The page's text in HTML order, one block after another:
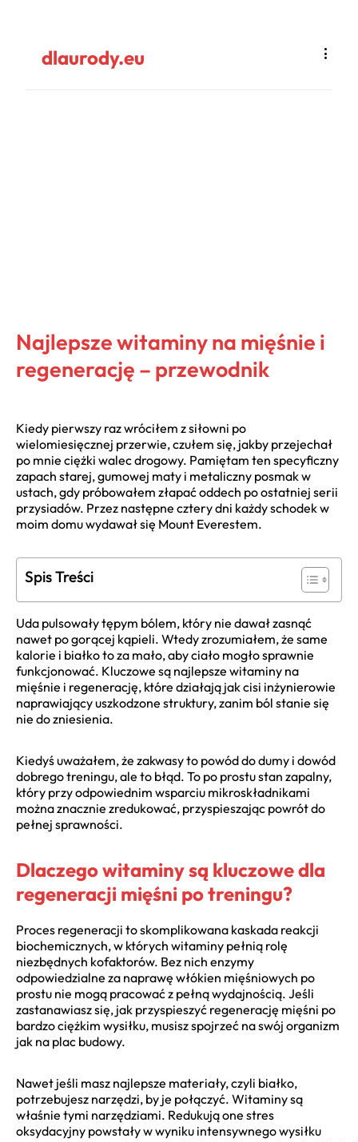
dlaurody.eu
Najlepsze witaminy na mięśnie i
regenerację – przewodnik
Kiedy pierwszy raz wróciłem z siłowni po
wielomiesięcznej przerwie, czułem się, jakby przejechał
po mnie ciężki walec drogowy. Pamiętam ten specyficzny
zapach starej, gumowej maty i metaliczny posmak w
ustach, gdy próbowałem złapać oddech po ostatniej serii
przysiadów. Przez następne cztery dni każdy schodek w
moim domu wydawał się Mount Everestem.
Spis Treści
Uda pulsowały tępym bólem, który nie dawał zasnąć
nawet po gorącej kąpieli. Wtedy zrozumiałem, że same
kalorie i białko to za mało, aby ciało mogło sprawnie
funkcjonować. Kluczowe są najlepsze witaminy na
mięśnie i regenerację, które działają jak cisi inżynierowie
naprawiający uszkodzone struktury, zanim ból stanie się
nie do zniesienia.
Kiedyś uważałem, że zakwasy to powód do dumy i dowód
dobrego treningu, ale to błąd. To po prostu stan zapalny,
który przy odpowiednim wsparciu mikroskładnikami
można znacznie zredukować, przyspieszając powrót do
pełnej sprawności.
Dlaczego witaminy są kluczowe dla
regeneracji mięśni po treningu?
Proces regeneracji to skomplikowana kaskada reakcji
biochemicznych, w których witaminy pełnią rolę
niezbędnych kofaktorów. Bez nich enzymy
odpowiedzialne za naprawę włókien mięśniowych po
prostu nie mogą pracować z pełną wydajnością. Jeśli
zastanawiasz się, jak przyspieszyć regenerację mięśni po
bardzo ciężkim wysiłku, musisz spojrzeć na swój organizm
jak na plac budowy.
Nawet jeśli masz najlepsze materiały, czyli białko,
potrzebujesz narzędzi, by je połączyć. Witaminy są
właśnie tymi narzędziami. Redukują one stres
oksydacyjny powstały w wyniku intensywnego wysiłku